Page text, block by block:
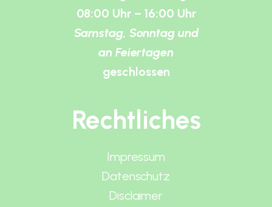
08:00 Uhr – 16:00 Uhr
Samstag, Sonntag und
an Feiertagen
geschlossen
Rechtliches
Impressum
Datenschutz
Disclaimer